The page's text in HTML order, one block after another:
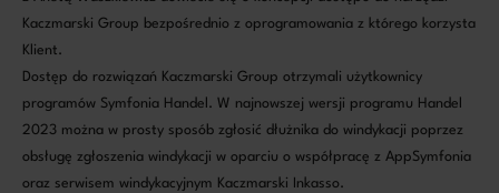
Kaczmarski Group bezpośrednio z oprogramowania z którego korzysta
Klient.
Dostęp do rozwiązań Kaczmarski Group otrzymali użytkownicy
programów Symfonia Handel. W najnowszej wersji programu Handel
2023 można w prosty sposób zgłosić dłużnika do windykacji poprzez
obsługę zgłoszenia windykacji w oparciu o współpracę z AppSymfonia
oraz serwisem windykacyjnym Kaczmarski Inkasso.